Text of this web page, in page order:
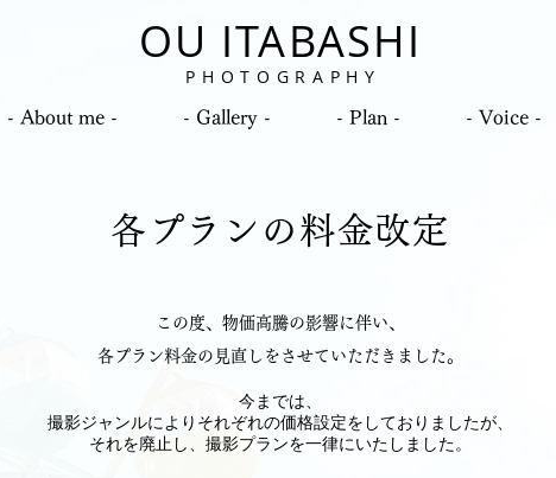
OU ITABASHI
P H O T O G R A P H Y
- About me - - Gallery - - Plan - - Voice -
各プランの料金改定
この度、物価高騰の影響に伴い、
各プラン料金の見直しをさせていただきました。
今までは、
撮影ジャンルによりそれぞれの価格設定をしておりましたが、
それを廃止し、撮影プランを一律にいたしました。